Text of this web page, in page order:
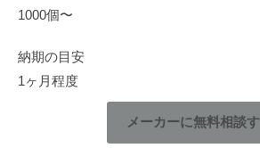
1000個〜
納期の目安
1ヶ月程度
メーカーに無料相談